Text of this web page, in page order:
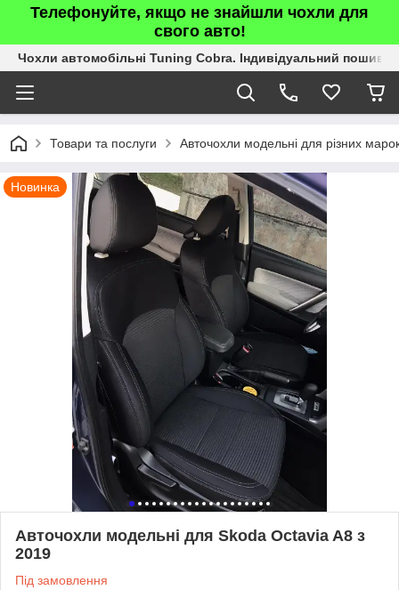
Телефонуйте, якщо не знайшли чохли для
свого авто!
Чохли автомобільні Tuning Cobra. Індивідуальний пошив.
Товари та послуги Авточохли модельні для різних
Новинка
Авточохли модельні для Skoda Octavia A8 з
2019
Під замовлення